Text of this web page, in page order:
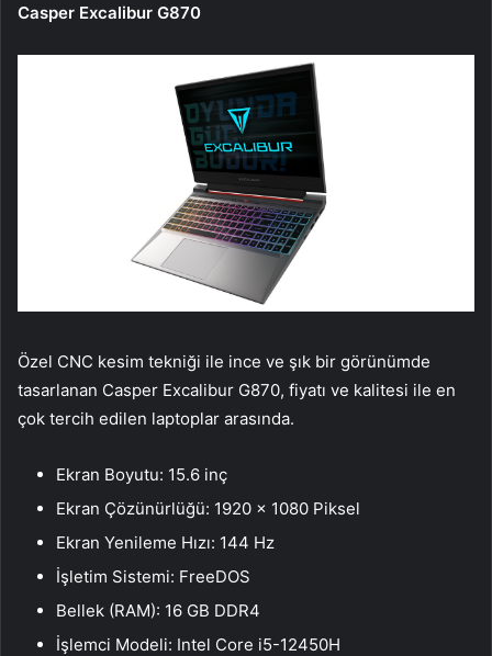
Casper Excalibur G870
Özel CNC kesim tekniği ile ince ve şık bir görünümde
tasarlanan Casper Excalibur G870, fiyatı ve kalitesi ile en
çok tercih edilen laptoplar arasında.
Ekran Boyutu: 15.6 inç
Ekran Çözünürlüğü: 1920 x 1080 Piksel
Ekran Yenileme Hızı: 144 Hz
İşletim Sistemi: FreeDOS
Bellek (RAM): 16 GB DDR4
İşlemci Modeli: Intel Core i5-12450H